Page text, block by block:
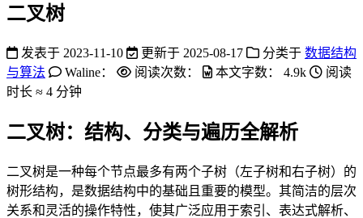
二叉树
发表于 2023-11-10 更新于 2025-08-17 分类于 数据结构
与算法
Waline： 阅读次数： 本文字数： 4.9k
阅读
时长 ≈ 4 分钟
二叉树：结构、分类与遍历全解析
二叉树是一种每个节点最多有两个子树（左子树和右子树）的
树形结构，是数据结构中的基础且重要的模型。其简洁的层次
关系和灵活的操作特性，使其广泛应用于索引、表达式解析、